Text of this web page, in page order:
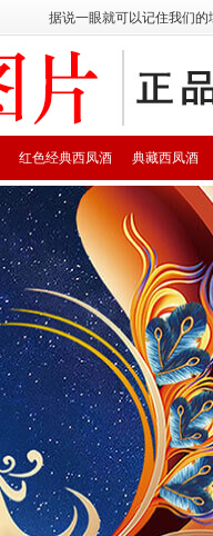
据说一眼就可以记住我们
典藏西凤酒
红色经典西凤酒